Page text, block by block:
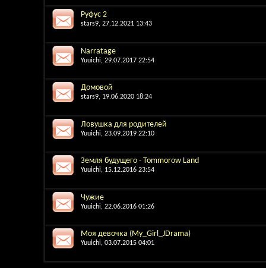
Руфус 2
stars9, 27.12.2021 13:43
Narratage
Yuuichi, 29.07.2017 22:54
Домовой
stars9, 19.06.2020 18:24
Ловушка для родителей
Yuuichi, 23.09.2019 22:10
Земля будущего - Tommorow Land
Yuuichi, 15.12.2016 23:54
Чужие
Yuuichi, 22.06.2016 01:26
Моя девочка (My_Girl_JDrama)
Yuuichi, 03.07.2015 04:01